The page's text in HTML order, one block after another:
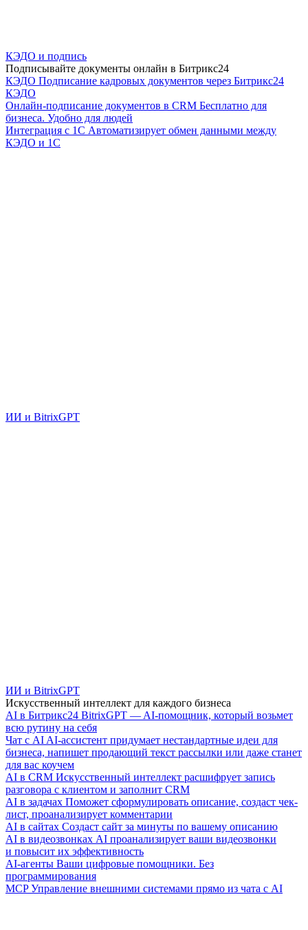
КЭДО и подпись
Подписывайте документы онлайн в Битрикс24
КЭДО Подписание кадровых документов через Битрикс24
КЭДО
Онлайн-подписание документов в CRM Бесплатно для
бизнеса. Удобно для людей
Интеграция с 1С Автоматизирует обмен данными между
КЭДО и 1С
ИИ и BitrixGPT
ИИ и BitrixGPT
Искусственный интеллект для каждого бизнеса
AI в Битрикс24 BitrixGPT — AI-помощник, который возьмет
всю рутину на себя
Чат с AI AI-ассистент придумает нестандартные идеи для
бизнеса, напишет продающий текст рассылки или даже станет
для вас коучем
AI в CRM Искусственный интеллект расшифрует запись
разговора с клиентом и заполнит CRM
AI в задачах Поможет сформулировать описание, создаст чек-
лист, проанализирует комментарии
AI в сайтах Создаст сайт за минуты по вашему описанию
AI в видеозвонках AI проанализирует ваши видеозвонки
и повысит их эффективность
AI-агенты Ваши цифровые помощники. Без
программирования
MCP Управление внешними системами прямо из чата с AI